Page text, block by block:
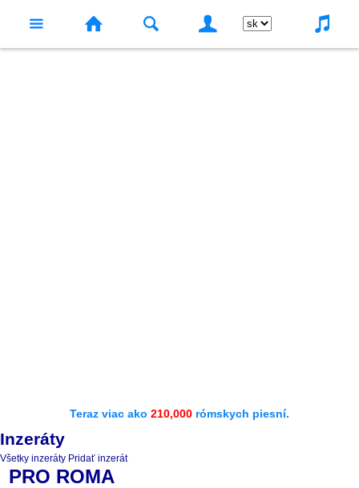
Teraz viac ako 210,000 rómskych piesní.
Inzeráty
Všetky inzeráty Pridať inzerát
PRO ROMA